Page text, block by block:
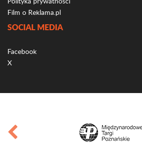
Film o Reklama.pl
SOCIAL MEDIA
Facebook
X